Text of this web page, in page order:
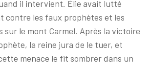
il intervient. Élie avait lutté
contre les faux prophètes et les
le mont Carmel. Après la victoire
la reine jura de le tuer, et
menace le fit sombrer dans un